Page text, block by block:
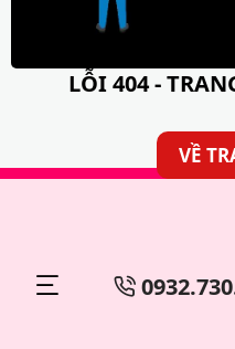
LỖI 404 -
VỀ